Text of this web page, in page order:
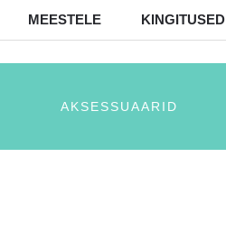
MEESTELE KINGITUSED
AKSESSUAARID